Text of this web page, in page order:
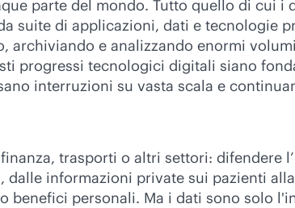
parte del mondo. Tutto quello di cui
suite di applicazioni, dati e tecnologie
archiviando e analizzando enormi
progressi tecnologici digitali siano
interruzioni su vasta scala e
trasporti o altri settori: difendere
dalle informazioni private sui pazienti
benefici personali. Ma i dati sono solo